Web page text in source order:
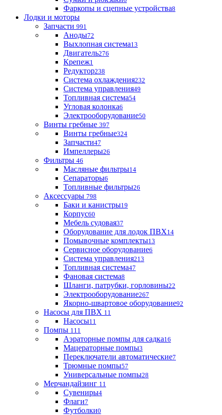
Фаркопы и сцепные устройства8
Лодки и моторы
Запчасти 991
Аноды72
Выхлопная система13
Двигатель276
Крепеж1
Редуктор238
Система охлаждения232
Система управления49
Топливная система54
Угловая колонка6
Электрооборудование50
Винты гребные 397
Винты гребные324
Запчасти47
Импеллеры26
Фильтры 46
Масляные фильтры14
Сепараторы6
Топливные фильтры26
Аксессуары 798
Баки и канистры19
Корпус60
Мебель судовая37
Оборудование для лодок ПВХ14
Помывочные комплекты13
Сервисное оборудование6
Система управления213
Топливная система47
Фановая система8
Шланги, патрубки, горловины22
Электрооборудование267
Якорно-швартовое оборудование92
Насосы для ПВХ 11
Насосы11
Помпы 111
Аэраторные помпы для садка16
Мацераторные помпы3
Переключатели автоматические7
Трюмные помпы57
Универсальные помпы28
Мерчандайзинг 11
Сувениры4
Флаги7
Футболки0